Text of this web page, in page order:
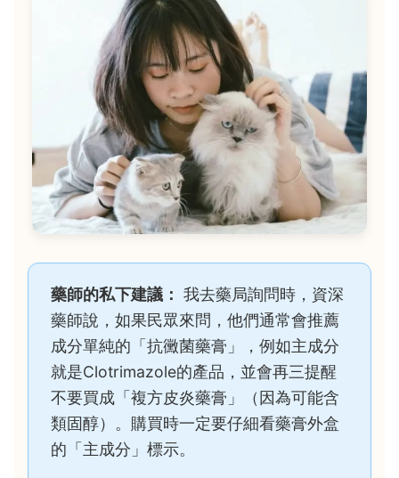
藥師的私下建議： 我去藥局詢問時，資深
藥師說，如果民眾來問，他們通常會推薦
成分單純的「抗黴菌藥膏」，例如主成分
就是Clotrimazole的產品，並會再三提醒
不要買成「複方皮炎藥膏」（因為可能含
類固醇）。購買時一定要仔細看藥膏外盒
的「主成分」標示。